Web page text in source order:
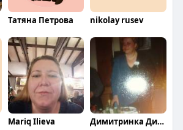
Татяна Петрова nikolay rusev
Mariq Ilieva Димитринка Димитрова